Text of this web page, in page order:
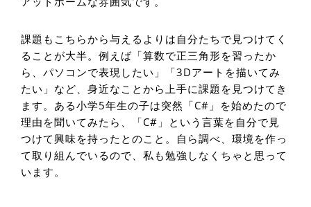
課題もこちらから与えるよりは自分たちで見つけてく
ることが大半。例えば「算数で正三角形を習ったか
ら、パソコンで表現したい」「3Dアートを描いてみ
たい」など、身近なことから上手に課題を見つけてき
ます。ある小学5年生の子は突然「C#」を始めたので
理由を聞いてみたら、「C#」という言葉を自分で見
つけて興味を持ったとのこと。自ら調べ、環境を作っ
て取り組んでいるので、私も勉強しなくちゃと思って
います。